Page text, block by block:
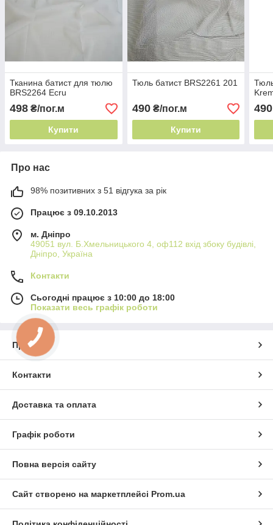
Тканина батист для тюлю
BRS2264 Ecru
498 ₴/пог.м
Купити
Тюль батист BRS2261 201
490₴/пог.м
Купити
490
Про нас
98% позитивних з 51 відгука за рік
Працює з 09.10.2013
м. Дніпро
49051 вул. Б.Хмельницького 4, оф112 вхід збоку будівлі,
Дніпро, Україна
Контакти
Сьогодні працює з 10:00 до 18:00
Показати весь графік роботи
Про нас
Контакти
Доставка та оплата
Графік роботи
Повна версія сайту
Сайт створено на маркетплейсі Prom.ua